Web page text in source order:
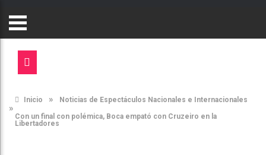
Inicio » Noticias de Espectáculos Nacionales e Internacionales
»
Con un final con polémica, Boca empató con Cruzeiro en la
Libertadores